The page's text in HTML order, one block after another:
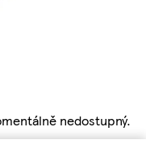
nedostupný.